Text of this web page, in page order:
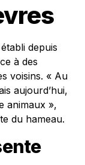
depuis
à des
voisins. « Au
aujourd’hui,
animaux »,
du hameau.